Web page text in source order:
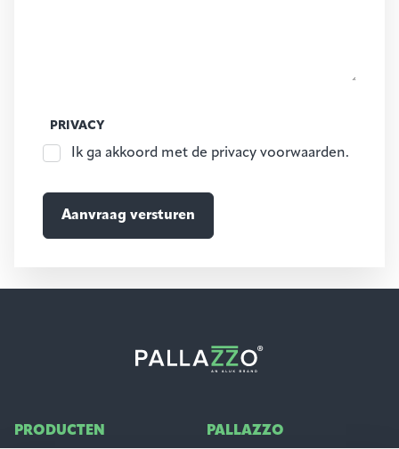
PRIVACY
Ik ga akkoord met de privacy voorwaarden.
PRODUCTEN PALLAZZO